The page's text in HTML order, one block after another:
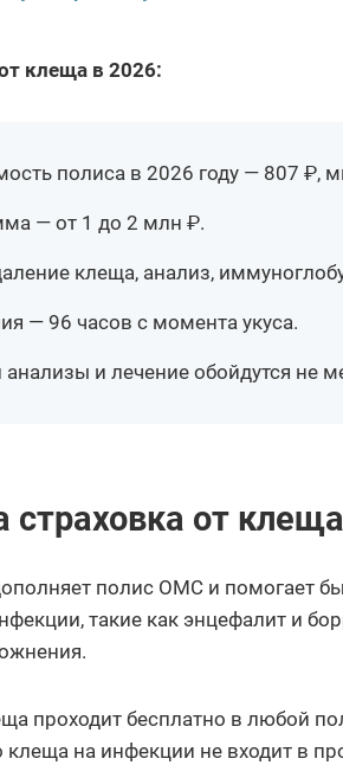
клеща в 2026:
полиса в 2026 году — 807 ₽,
— от 1 до 2 млн ₽.
клеща, анализ,
— 96 часов с момента укуса.
анализы и лечение обойдутся не
от
полис ОМС и помогает
такие как энцефалит и
проходит бесплатно в любой
на инфекции не входит в